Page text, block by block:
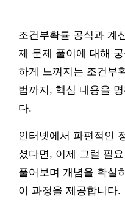
조건부확률 공식과 계
제 문제 풀이에 대해
하게 느껴지는 조건부
법까지, 핵심 내용을
다.
인터넷에서 파편적인
셨다면, 이제 그럴 필
풀어보며 개념을 확실
이 과정을 제공합니다.